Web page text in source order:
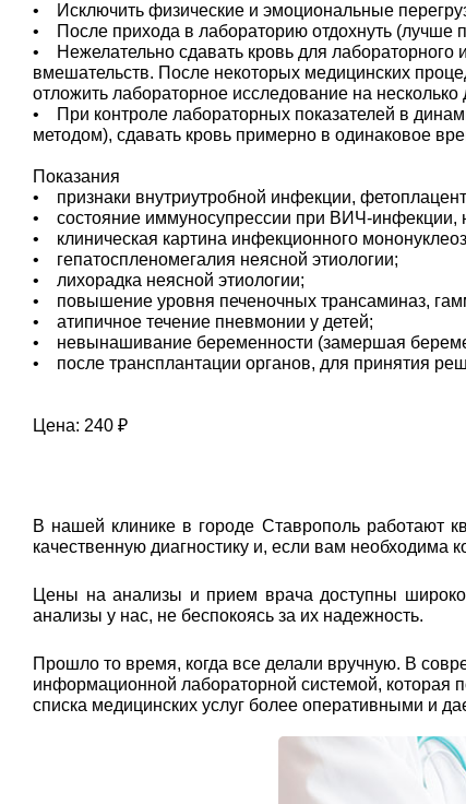
• Исключить физические и эмоциональные
• После прихода в лабораторию отдохнуть (лучше
• Нежелательно сдавать кровь для лабораторного
вмешательств. После некоторых медицинских
отложить лабораторное исследование на несколько
• При контроле лабораторных показателей в
методом), сдавать кровь примерно в одинаковое
Показания
• признаки внутриутробной инфекции,
• состояние иммуносупрессии при ВИЧ-инфекции,
• клиническая картина инфекционного
• гепатоспленомегалия неясной этиологии;
• лихорадка неясной этиологии;
• повышение уровня печеночных трансаминаз,
• атипичное течение пневмонии у детей;
• невынашивание беременности (замершая
• после трансплантации органов, для принятия
Цена: 240 ₽
В нашей клинике в городе Ставрополь работают
качественную диагностику и, если вам необходима
Цены на анализы и прием врача доступны
анализы у нас, не беспокоясь за их надежность.
Прошло то время, когда все делали вручную. В
информационной лабораторной системой, которая
списка медицинских услуг более оперативными и